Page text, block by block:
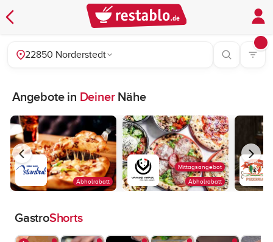
22850 Norderstedt
Angebote in DeinerNähe
Abholrabatt Abholrabatt
Mittagsangebot
GastroShorts